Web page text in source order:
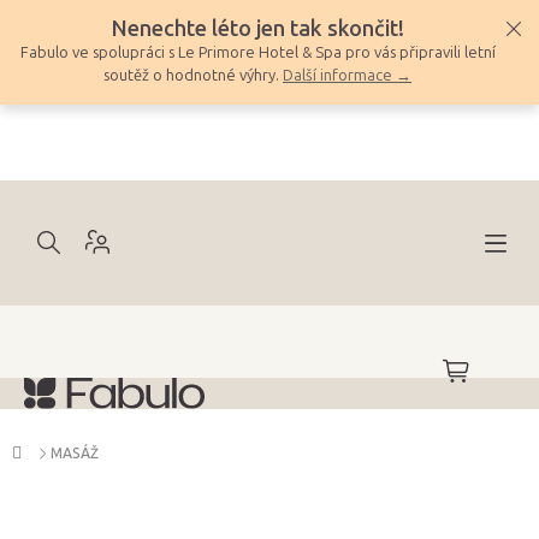
obsah
Nenechte léto jen tak skončit!
Fabulo ve spolupráci s Le Primore Hotel & Spa pro vás připravili letní
soutěž o hodnotné výhry. Další informace →
NÁKUPNÍ
KOŠÍK
Domů
MASÁŽ